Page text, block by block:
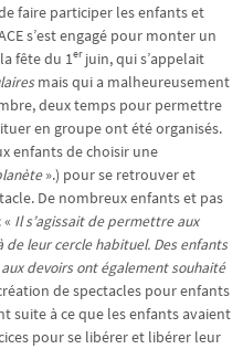
faire participer les enfants et
s’est engagé pour monter un
fête du 1erjuin, qui s’appelait
mais qui a malheureusement
deux temps pour permettre
en groupe ont été organisés.
enfants de choisir une
».) pour se retrouver et
De nombreux enfants et pas
Il s’agissait de permettre aux
de leur cercle habituel. Des enfants
devoirs ont également souhaité
de spectacles pour enfants
suite à ce que les enfants avaient
pour se libérer et libérer leur